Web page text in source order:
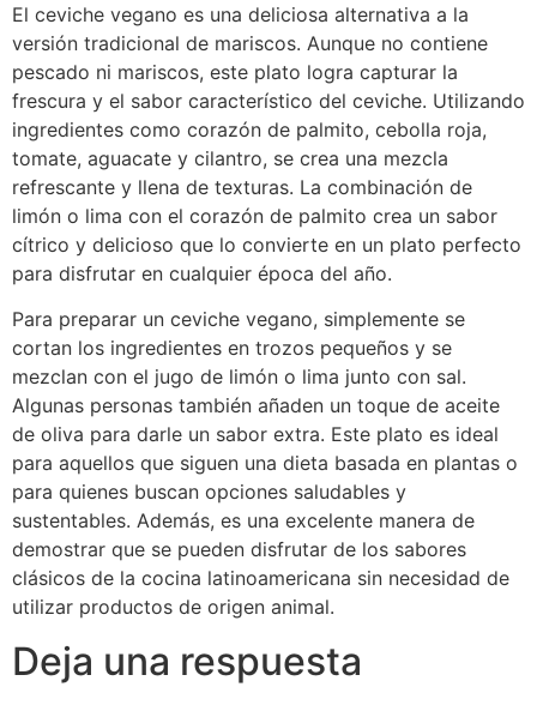
El ceviche vegano es una deliciosa alternativa a la
versión tradicional de mariscos. Aunque no contiene
pescado ni mariscos, este plato logra capturar la
frescura y el sabor característico del ceviche. Utilizando
ingredientes como corazón de palmito, cebolla roja,
tomate, aguacate y cilantro, se crea una mezcla
refrescante y llena de texturas. La combinación de
limón o lima con el corazón de palmito crea un sabor
cítrico y delicioso que lo convierte en un plato perfecto
para disfrutar en cualquier época del año.
Para preparar un ceviche vegano, simplemente se
cortan los ingredientes en trozos pequeños y se
mezclan con el jugo de limón o lima junto con sal.
Algunas personas también añaden un toque de aceite
de oliva para darle un sabor extra. Este plato es ideal
para aquellos que siguen una dieta basada en plantas o
para quienes buscan opciones saludables y
sustentables. Además, es una excelente manera de
demostrar que se pueden disfrutar de los sabores
clásicos de la cocina latinoamericana sin necesidad de
utilizar productos de origen animal.
Deja una respuesta